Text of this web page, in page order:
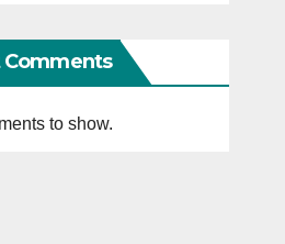
Comments
to show.